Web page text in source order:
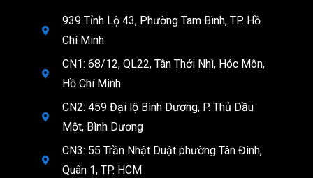
939 Tỉnh Lộ 43, Phường Tam Bình, TP. Hồ
Chí Minh
CN1: 68/12, QL22, Tân Thới Nhì, Hóc Môn,
Hồ Chí Minh
CN2: 459 Đại lộ Bình Dương, P. Thủ Dầu
Một, Bình Dương
CN3: 55 Trần Nhật Duật phường Tân Đinh,
Quân 1, TP. HCM